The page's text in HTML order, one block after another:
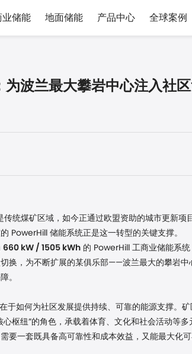
业储能 地面储能 产品中心 全球案例
波兰最大攀岩中心注入社
传统煤矿区域，如今正通过欧盟资助的城市更新项
的 PowerHill 储能系统正是这一转型的关键支撑。
660 kW / 1505 kWh 的 PowerHill 工商业储能系
换，为不断扩展的某俱乐部——波兰最大的攀岩中
。
于如何为社区发展提供持续、可靠的能源支撑。
心枢纽”的角色，承载着体育、文化和社会活动等多
要一套既具备高可靠性和成本效益，又能最大化